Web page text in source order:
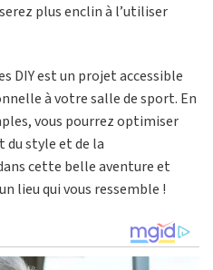
plus enclin à l’utiliser
DIY est un projet accessible
à votre salle de sport. En
vous pourrez optimiser
style et de la
cette belle aventure et
lieu qui vous ressemble !